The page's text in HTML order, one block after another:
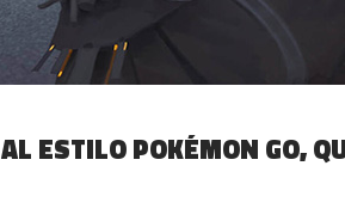
ESTILO POKÉMON GO,